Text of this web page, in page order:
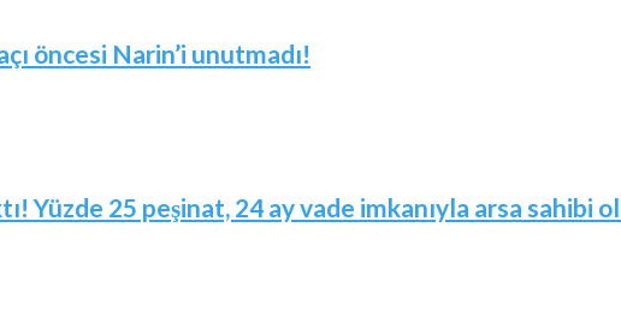
öncesi Narin’i unutmadı!
Yüzde 25 peşinat, 24 ay vade imkanıyla arsa sahibi